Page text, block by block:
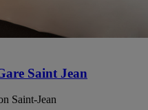
Saint Jean
Saint-Jean